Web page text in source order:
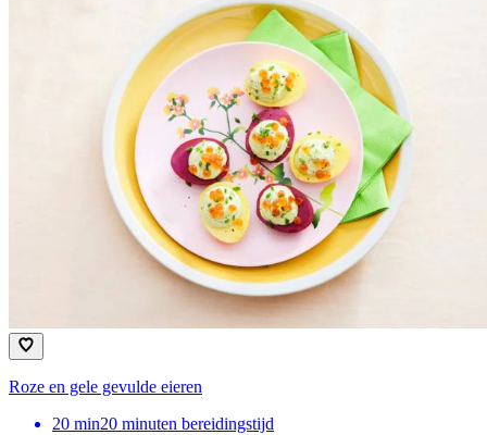
Roze en gele gevulde eieren
20 min20 minuten bereidingstijd